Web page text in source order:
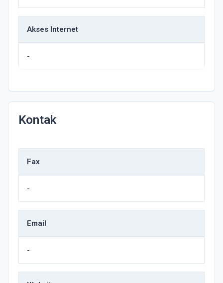
Akses Internet
-
Kontak
Fax
-
Email
-